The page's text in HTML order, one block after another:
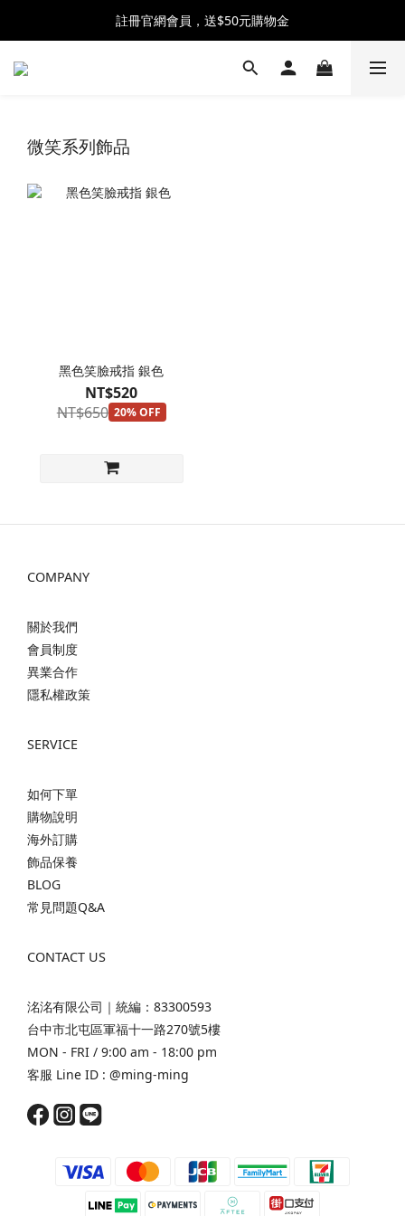
全館消費滿$2300 贈 ♡ 奶油泡芙化妝包 ♡
註冊官網會員，送$50元購物金
全館消費滿$2300 贈 ♡ 奶油泡芙化妝包 ♡
微笑系列飾品
黑色笑臉戒指 銀色
NT$520
NT$650 20% OFF
COMPANY
關於我們
會員制度
異業合作
隱私權政策
SERVICE
如何下單
購物說明
海外訂購
飾品保養
BLOG
常見問題Q&A
CONTACT US
洺洺有限公司｜統編：83300593
台中市北屯區軍福十一路270號5樓
MON - FRI / 9:00 am - 18:00 pm
客服 Line ID : @ming-ming